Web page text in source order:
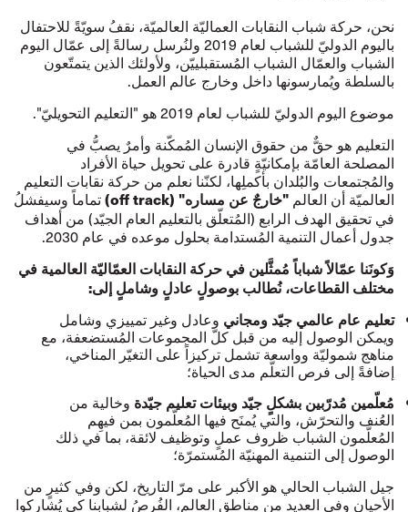
نحن، حركة شباب النقابات العماليّة العالميّة، نقفُ سويّةً للاحتفال
باليوم الدوليّ للشباب لعام 2019 ولنُرسل رسالةً إلى عمّال اليوم
الشباب والعمّال الشباب المُستقبلييّن، ولأولئك الذين يتمتّعون
بالسلطة ويُمارسونها داخل وخارج عالم العمل.
موضوع اليوم الدوليّ للشباب لعام 2019 هو "التعليم التحويليّ".
التعليم هو حقٌّ من حقوق الإنسان المُمكّنة وأمرٌ يصبُّ في
المصلحة العامّة بإمكانيّةٍ قادرة على تحويل حياة الأفراد
والمُجتمعات والبُلدان بأكملِها، لكنّنا نعلم من حركة نقابات التعليم
العالميّة أن العالم "خارجٌ عن مساره" (off track )تماماً وسيفشلُ
في تحقيق الهدف الرابع (المُتعلّق بالتعليم العام الجيّد) من أهداف
جدول أعمال التنمية المُستدامة بحلول موعده في عام 2030.
وَكونَنا عمّالاً شباباً مُمثَّلين في حركة النقابات العمّاليّة العالمية في
مختلف القطاعات، نُطالب بوصولٍ عادلٍ وشاملٍ إلى:
تعليم عام عالمي جيّد ومجاني وعادل وغير تمييزي وشامل
ويمكن الوصول إليه من قبل كلّ المجموعات المُستضعفة، مع
مناهج شموليّة وواسعة تشمل تركيزاً على التغيّر المناخي،
إضافةً إلى فرص التعلُّم مدى الحياة؛
مُعلّمين مُدرّبين بشكلٍ جيّد وبيئات تعليم جيّدة وخالية من
العُنف والتحرّش، والتي يُمنَح فيها المُعلّمون بمن فيهِم
المُعلّمون الشباب ظروف عملٍ وتوظيف لائقة، بما في ذلك
الوصول إلى التنمية المهنيّة المُستمرّة؛
جيل الشباب الحالي هو الأكبر على مرّ التاريخ، لكن وفي كثيرٍ من
الأحيان وفي العديد من مناطق العالم، الفُرصُ لشبابِنا كي يُشاركوا